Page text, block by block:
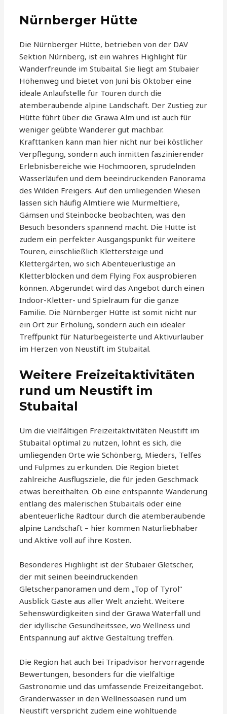
Nürnberger Hütte
Die Nürnberger Hütte, betrieben von der DAV
Sektion Nürnberg, ist ein wahres Highlight für
Wanderfreunde im Stubaital. Sie liegt am Stubaier
Höhenweg und bietet von Juni bis Oktober eine
ideale Anlaufstelle für Touren durch die
atemberaubende alpine Landschaft. Der Zustieg zur
Hütte führt über die Grawa Alm und ist auch für
weniger geübte Wanderer gut machbar.
Krafttanken kann man hier nicht nur bei köstlicher
Verpflegung, sondern auch inmitten faszinierender
Erlebnisbereiche wie Hochmooren, sprudelnden
Wasserläufen und dem beeindruckenden Panorama
des Wilden Freigers. Auf den umliegenden Wiesen
lassen sich häufig Almtiere wie Murmeltiere,
Gämsen und Steinböcke beobachten, was den
Besuch besonders spannend macht. Die Hütte ist
zudem ein perfekter Ausgangspunkt für weitere
Touren, einschließlich Klettersteige und
Klettergärten, wo sich Abenteuerlustige an
Kletterblöcken und dem Flying Fox ausprobieren
können. Abgerundet wird das Angebot durch einen
Indoor-Kletter- und Spielraum für die ganze
Familie. Die Nürnberger Hütte ist somit nicht nur
ein Ort zur Erholung, sondern auch ein idealer
Treffpunkt für Naturbegeisterte und Aktivurlauber
im Herzen von Neustift im Stubaital.
Weitere Freizeitaktivitäten
rund um Neustift im
Stubaital
Um die vielfältigen Freizeitaktivitäten Neustift im
Stubaital optimal zu nutzen, lohnt es sich, die
umliegenden Orte wie Schönberg, Mieders, Telfes
und Fulpmes zu erkunden. Die Region bietet
zahlreiche Ausflugsziele, die für jeden Geschmack
etwas bereithalten. Ob eine entspannte Wanderung
entlang des malerischen Stubaitals oder eine
abenteuerliche Radtour durch die atemberaubende
alpine Landschaft – hier kommen Naturliebhaber
und Aktive voll auf ihre Kosten.
Besonderes Highlight ist der Stubaier Gletscher,
der mit seinen beeindruckenden
Gletscherpanoramen und dem „Top of Tyrol“
Ausblick Gäste aus aller Welt anzieht. Weitere
Sehenswürdigkeiten sind der Grawa Waterfall und
der idyllische Gesundheitssee, wo Wellness und
Entspannung auf aktive Gestaltung treffen.
Die Region hat auch bei Tripadvisor hervorragende
Bewertungen, besonders für die vielfältige
Gastronomie und das umfassende Freizeitangebot.
Granderwasser in den Wellnessoasen rund um
Neustift verspricht zudem eine wohltuende